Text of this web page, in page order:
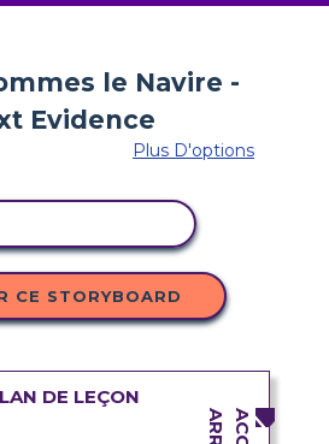
Plus D'options
CE STORYBOARD
DE LEÇON